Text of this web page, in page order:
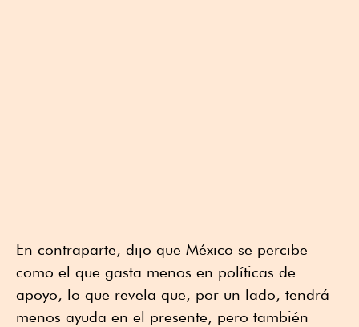
En contraparte, dijo que México se percibe
como el que gasta menos en políticas de
apoyo, lo que revela que, por un lado, tendrá
menos ayuda en el presente, pero también